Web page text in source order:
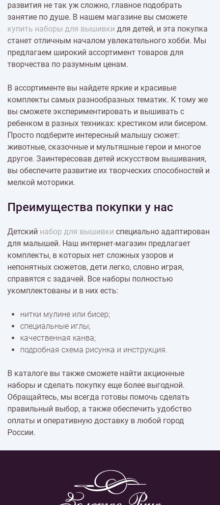
развития не так уж сложно, главное подобрать
занятие по душе. В нашем магазине вы сможете
купить наборы для вышивки для детей, и эта покупка
станет отличным началом увлекательного хобби. Мы
предлагаем широкий ассортимент товаров для
творчества по разумным ценам.
В ассортименте вы найдете яркие и красивые
комплекты самых разнообразных тематик. К тому же
вы сможете экспериментировать и вышивать с
ребенком в разных техниках: крестиком или бисером.
Просто подберите интересный малышу сюжет:
животные, сказочные и мультяшные герои и многое
другое. Заинтересовав детей искусством вышивания,
вы обеспечите развитие их творческих способностей и
мелкой моторики.
Преимущества покупки у нас
Детский набор для вышивки специально адаптирован
для малышей. Наш интернет-магазин предлагает
комплекты, в которых нет сложных узоров и
непонятных сюжетов, дети легко, словно играя,
справятся с задачей. Все наборы полностью
укомплектованы и в них есть:
нитки мулине или бисер;
специальные иглы;
качественная канва;
подробная схема рисунка и инструкция.
В каталоге вы также сможете найти акционные
наборы и сделать покупку еще более выгодной.
Обращайтесь, мы всегда готовы помочь сделать
правильный выбор, а также обеспечить удобство
оплаты и оперативную доставку в любой город
России.